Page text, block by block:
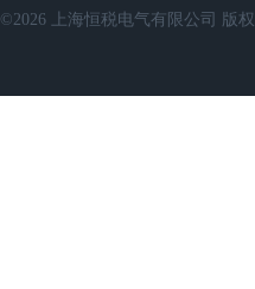
©2026 上海恒税电气有限公司 版权